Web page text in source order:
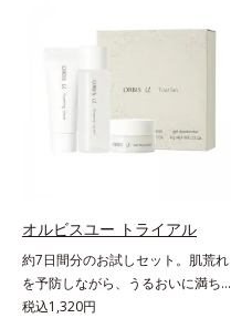
ションのすき間にフィットし、凹凸
お直しと同時にうるおいを補給。さ
らに余分な皮脂を吸着して、水分と
皮脂のバランスをコントロールし、
メイクがくずれにくい肌へ。“立て
み、ポンポンするだけでキレイが復
活します。リキッド、クッション、
パウダー、どんなファンデーション
の上に重ねてもOK。携帯に便利な
コンパクトタイプです。
オルビスユー トライアル
約7日間分のお試しセット。肌荒れ
を予防しながら、うるおいに満ちた
美しい肌へ。7000種を超える成分
税込1,320円